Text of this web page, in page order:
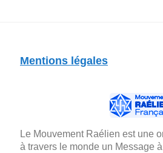
Mentions légales
Le Mouvement Raélien est une
à travers le monde un Message